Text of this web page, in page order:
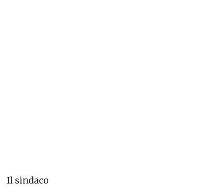
Il sindaco